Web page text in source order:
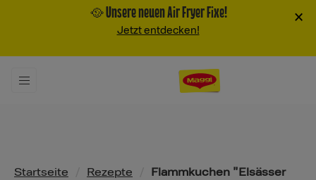
🥘 Unsere neuen Air Fryer Fixe!
Jetzt entdecken!
×
Pfadnavigation
Startseite Rezepte
Flammkuchen "Elsässer